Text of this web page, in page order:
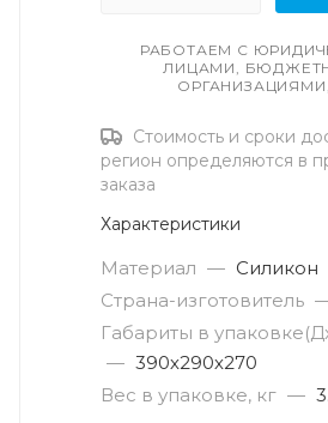
РАБОТАЕМ С
ЛИЦАМИ,
Стоимость и сроки
регион определяются в
заказа
Характеристики
Материал — Силикон
Страна-изготовитель
Габариты в
— 390х290х270
Вес в упаковке, кг —